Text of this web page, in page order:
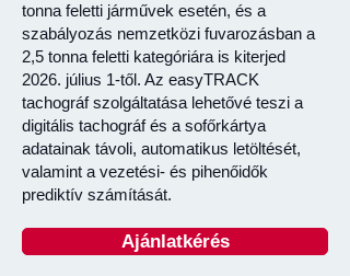
tonna feletti járművek esetén, és a
szabályozás nemzetközi fuvarozásban a
2,5 tonna feletti kategóriára is kiterjed
2026. július 1-től. Az easyTRACK
tachográf szolgáltatása lehetővé teszi a
digitális tachográf és a sofőrkártya
adatainak távoli, automatikus letöltését,
valamint a vezetési- és pihenőidők
prediktív számítását.
Ajánlatkérés